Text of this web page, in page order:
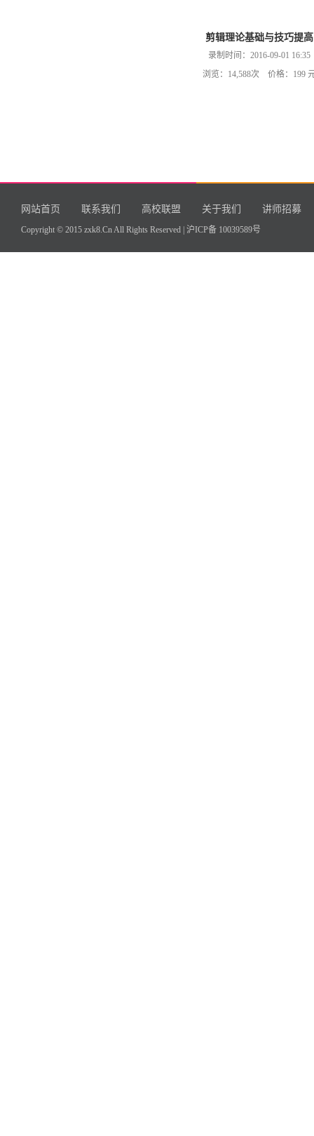
剪辑理论基础与技巧提高
录制时间：2016-09-01 16:35
浏览：14,588次 价格：199
网站首页 联系我们 高校联盟 关于我们 讲师招募
Copyright © 2015 zxk8.Cn All Rights Reserved | 沪ICP备 10039589号